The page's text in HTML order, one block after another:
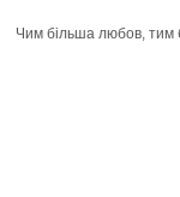
Чим більша любов, тим